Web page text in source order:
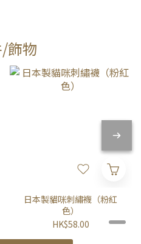
飾物
日本製貓咪刺繡襪（粉紅
色）
HK$58.00